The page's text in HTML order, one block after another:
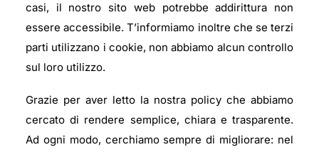
casi, il nostro sito web potrebbe addirittura non
essere accessibile. T’informiamo inoltre che se terzi
parti utilizzano i cookie, non abbiamo alcun controllo
sul loro utilizzo.
Grazie per aver letto la nostra policy che abbiamo
cercato di rendere semplice, chiara e trasparente.
Ad ogni modo, cerchiamo sempre di migliorare: nel